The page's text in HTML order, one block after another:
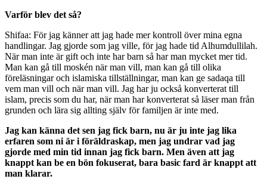
Varför blev det så?
Shifaa: För jag känner att jag hade mer kontroll över mina egna
handlingar. Jag gjorde som jag ville, för jag hade tid Alhumdullilah.
När man inte är gift och inte har barn så har man mycket mer tid.
Man kan gå till moskén när man vill, man kan gå till olika
föreläsningar och islamiska tillställningar, man kan ge sadaqa till
vem man vill och när man vill. Jag har ju också konverterat till
islam, precis som du har, när man har konverterat så läser man från
grunden och lära sig allting själv för familjen är inte med.
Jag kan känna det sen jag fick barn, nu är ju inte jag lika
erfaren som ni är i föräldraskap, men jag undrar vad jag
gjorde med min tid innan jag fick barn. Men även att jag
knappt kan be en bön fokuserat, bara basic fard är knappt att
man klarar.